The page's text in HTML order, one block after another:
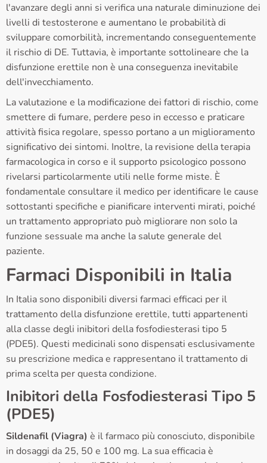
l'avanzare degli anni si verifica una naturale diminuzione dei
livelli di testosterone e aumentano le probabilità di
sviluppare comorbilità, incrementando conseguentemente
il rischio di DE. Tuttavia, è importante sottolineare che la
disfunzione erettile non è una conseguenza inevitabile
dell'invecchiamento.
La valutazione e la modificazione dei fattori di rischio, come
smettere di fumare, perdere peso in eccesso e praticare
attività fisica regolare, spesso portano a un miglioramento
significativo dei sintomi. Inoltre, la revisione della terapia
farmacologica in corso e il supporto psicologico possono
rivelarsi particolarmente utili nelle forme miste. È
fondamentale consultare il medico per identificare le cause
sottostanti specifiche e pianificare interventi mirati, poiché
un trattamento appropriato può migliorare non solo la
funzione sessuale ma anche la salute generale del
paziente.
Farmaci Disponibili in Italia
In Italia sono disponibili diversi farmaci efficaci per il
trattamento della disfunzione erettile, tutti appartenenti
alla classe degli inibitori della fosfodiesterasi tipo 5
(PDE5). Questi medicinali sono dispensati esclusivamente
su prescrizione medica e rappresentano il trattamento di
prima scelta per questa condizione.
Inibitori della Fosfodiesterasi Tipo 5
(PDE5)
Sildenafil (Viagra) è il farmaco più conosciuto, disponibile
in dosaggi da 25, 50 e 100 mg. La sua efficacia è